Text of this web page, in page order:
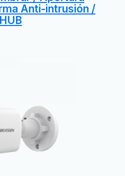
Anti-intrusión /